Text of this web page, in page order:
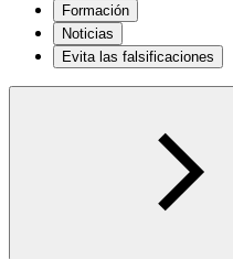
Formación
Noticias
Evita las falsificaciones